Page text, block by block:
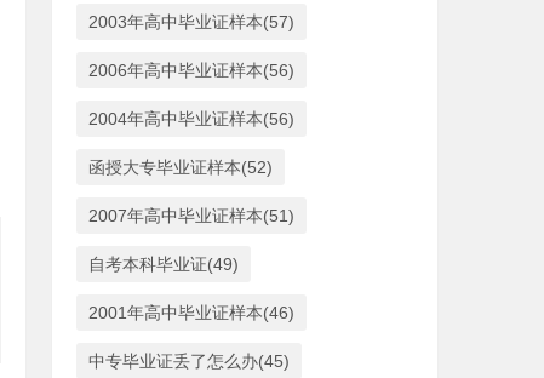
2003年高中毕业证样本(57)
2006年高中毕业证样本(56)
2004年高中毕业证样本(56)
函授大专毕业证样本(52)
2007年高中毕业证样本(51)
自考本科毕业证(49)
2001年高中毕业证样本(46)
中专毕业证丢了怎么办(45)